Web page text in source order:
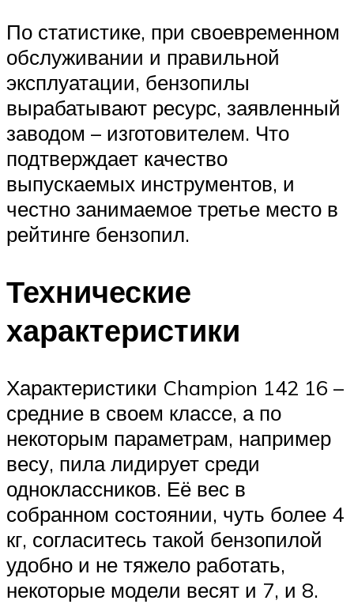
По статистике, при своевременном
обслуживании и правильной
эксплуатации, бензопилы
вырабатывают ресурс, заявленный
заводом – изготовителем. Что
подтверждает качество
выпускаемых инструментов, и
честно занимаемое третье место в
рейтинге бензопил.
Технические
характеристики
Характеристики Champion 142 16 –
средние в своем классе, а по
некоторым параметрам, например
весу, пила лидирует среди
одноклассников. Её вес в
собранном состоянии, чуть более 4
кг, согласитесь такой бензопилой
удобно и не тяжело работать,
некоторые модели весят и 7, и 8.